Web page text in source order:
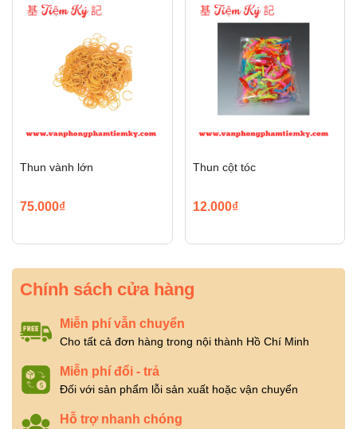
Thun vành lớn
75.000₫
Thun cột tóc
12.000₫
Chính sách cửa hàng
Miễn phí vẫn chuyển
Cho tất cả đơn hàng trong nội thành Hồ Chí Minh
Miễn phí đổi - trả
Đối với sản phẩm lỗi sản xuất hoặc vận chuyển
Hỗ trợ nhanh chóng